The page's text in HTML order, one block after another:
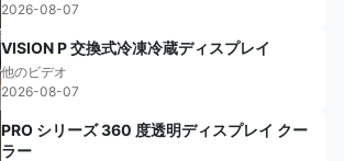
2026-08-07
VISION P 交換式冷凍冷蔵ディスプレイ
他のビデオ
2026-08-07
PRO シリーズ 360 度透明ディスプレイ クー
ラー